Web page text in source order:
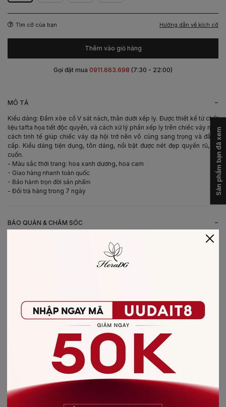
MÔ TẢ -
Kiểu dáng: Đầm xòe cổ V sát nách, thân dưới xếp ly. Được thiết kế từ chất
liệu tafta họa tiết độc quyền, và cách xử lý phần xếp ly trên chiếc váy một
cách tinh tế giúp chiếc váy dạ hội trở nên vô cùng sang trọng và đẳng
cấp. Kiểu dáng tiện dụng, tôn dáng, nổi bật được nét đẹp quyến rũ, lôi
cuốn.
- Màu sắc thời trang: hoa xanh dương, hoa cam
- Giao hàng nhanh toàn quốc
- Bảo hành trọn đời sản phẩm
- Đổi trả hàng trong 7 ngày
BẢO QUẢN & CHĂM SÓC -
- Không giặt sản phẩm với thuốc tẩy có chứa Clo
- Không nên giặt chung các sản phẩm khác màu với nhau
- Nên phơi khô trong bóng râm
CHẤT LIỆU SẢN PHẨM
vải Tafta
Tìm cỡ của bạn Hướng dẫn về kích cỡ
Thêm vào giỏ hàng
Gọi đặt mua 0911.663.698 (7:30 - 22:00)
CÓ THỂ BẠN SẼ THÍCH
-30%
Sản phẩm bạn đã xem